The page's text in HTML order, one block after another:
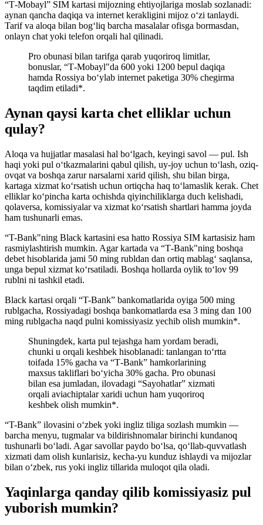
“T‑Mobayl” SIM kartasi mijozning ehtiyojlariga moslab sozlanadi:
aynan qancha daqiqa va internet kerakligini mijoz o‘zi tanlaydi.
Tarif va aloqa bilan bog‘liq barcha masalalar ofisga bormasdan,
onlayn chat yoki telefon orqali hal qilinadi.
Pro obunasi bilan tarifga qarab yuqoriroq limitlar,
bonuslar, “T‑Mobayl"da 600 yoki 1200 bepul daqiqa
hamda Rossiya bo‘ylab internet paketiga 30% chegirma
taqdim etiladi*.
Aynan qaysi karta chet elliklar uchun
qulay?
Aloqa va hujjatlar masalasi hal bo‘lgach, keyingi savol — pul. Ish
haqi yoki pul o‘tkazmalarini qabul qilish, uy-joy uchun to‘lash, oziq-
ovqat va boshqa zarur narsalarni xarid qilish, shu bilan birga,
kartaga xizmat ko‘rsatish uchun ortiqcha haq to‘lamaslik kerak. Chet
elliklar ko‘pincha karta ochishda qiyinchiliklarga duch kelishadi,
qolaversa, komissiyalar va xizmat ko‘rsatish shartlari hamma joyda
ham tushunarli emas.
“T-Bank"ning Black kartasini esa hatto Rossiya SIM kartasisiz ham
rasmiylashtirish mumkin. Agar kartada va “T‑Bank"ning boshqa
debet hisoblarida jami 50 ming rubldan dan ortiq mablag‘ saqlansa,
unga bepul xizmat ko‘rsatiladi. Boshqa hollarda oylik to‘lov 99
rublni ni tashkil etadi.
Black kartasi orqali “T-Bank” bankomatlarida oyiga 500 ming
rublgacha, Rossiyadagi boshqa bankomatlarda esa 3 ming dan 100
ming rublgacha naqd pulni komissiyasiz yechib olish mumkin*.
Shuningdek, karta pul tejashga ham yordam beradi,
chunki u orqali keshbek hisoblanadi: tanlangan to‘rtta
toifada 15% gacha va “T‑Bank” hamkorlarining
maxsus takliflari bo‘yicha 30% gacha. Pro obunasi
bilan esa jumladan, ilovadagi “Sayohatlar” xizmati
orqali aviachiptalar xaridi uchun ham yuqoriroq
keshbek olish mumkin*.
“T-Bank” ilovasini o‘zbek yoki ingliz tiliga sozlash mumkin —
barcha menyu, tugmalar va bildirishnomalar birinchi kundanoq
tushunarli bo‘ladi. Agar savollar paydo bo‘lsa, qo‘llab‑quvvatlash
xizmati dam olish kunlarisiz, kecha-yu kunduz ishlaydi va mijozlar
bilan o‘zbek, rus yoki ingliz tillarida muloqot qila oladi.
Yaqinlarga qanday qilib komissiyasiz pul
yuborish mumkin?